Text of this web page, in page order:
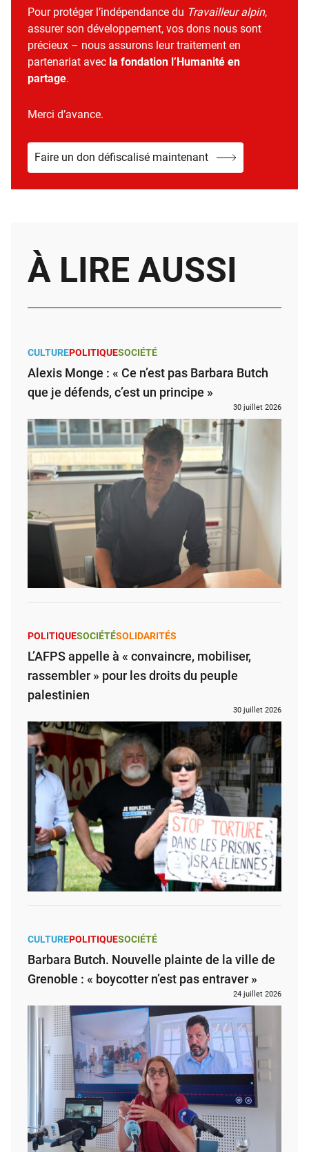
Pour protéger l’indépendance du Travailleur alpin,
assurer son développement, vos dons nous sont
précieux – nous assurons leur traitement en
partenariat avec la fondation l’Humanité en
partage.
Merci d’avance.
Faire un don défiscalisé maintenant
À LIRE AUSSI
CULTUREPOLITIQUESOCIÉTÉ
Alexis Monge : « Ce n’est pas Barbara Butch
que je défends, c’est un principe »
30 juillet 2026
POLITIQUESOCIÉTÉSOLIDARITÉS
L’AFPS appelle à « convaincre, mobiliser,
rassembler » pour les droits du peuple
palestinien
30 juillet 2026
CULTUREPOLITIQUESOCIÉTÉ
Barbara Butch. Nouvelle plainte de la ville de
Grenoble : « boycotter n’est pas entraver »
24 juillet 2026